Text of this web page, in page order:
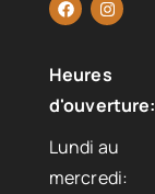
Heures
d'ouverture:
Lundi au
mercredi: